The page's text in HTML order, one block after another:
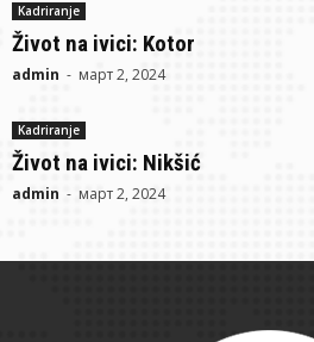
Kadriranje
Život na ivici: Kotor
admin - март 2, 2024
Kadriranje
Život na ivici: Nikšić
admin - март 2, 2024